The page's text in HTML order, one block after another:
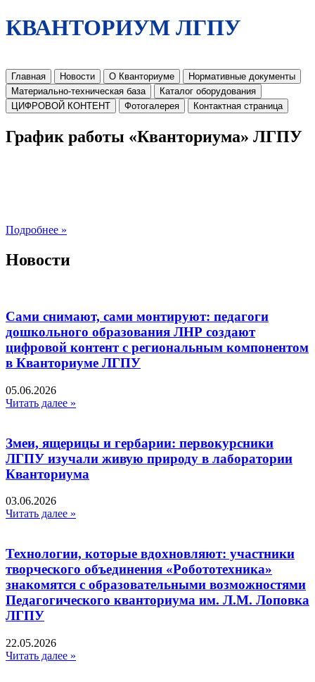
КВАНТОРИУМ ЛГПУ
Главная Новости О Кванториуме
Нормативные документы
Материально-техническая база
Каталог оборудования
ЦИФРОВОЙ КОНТЕНТ
Фотогалерея Контактная страница
График работы «Кванториума» ЛГПУ
Подробнее »
Новости
Сами снимают, сами монтируют: педагоги
дошкольного образования ЛНР создают
цифровой контент с региональным компонентом
в Кванториуме ЛГПУ​
05.06.2026
Читать далее »
Змеи, ящерицы и гербарии: первокурсники
ЛГПУ изучали живую природу в лаборатории
Кванториума
03.06.2026
Читать далее »
Технологии, которые вдохновляют: участники
творческого объединения «Робототехника»
знакомятся с образовательными возможностями
Педагогического кванториума им. Л.М. Лоповка
ЛГПУ
22.05.2026
Читать далее »